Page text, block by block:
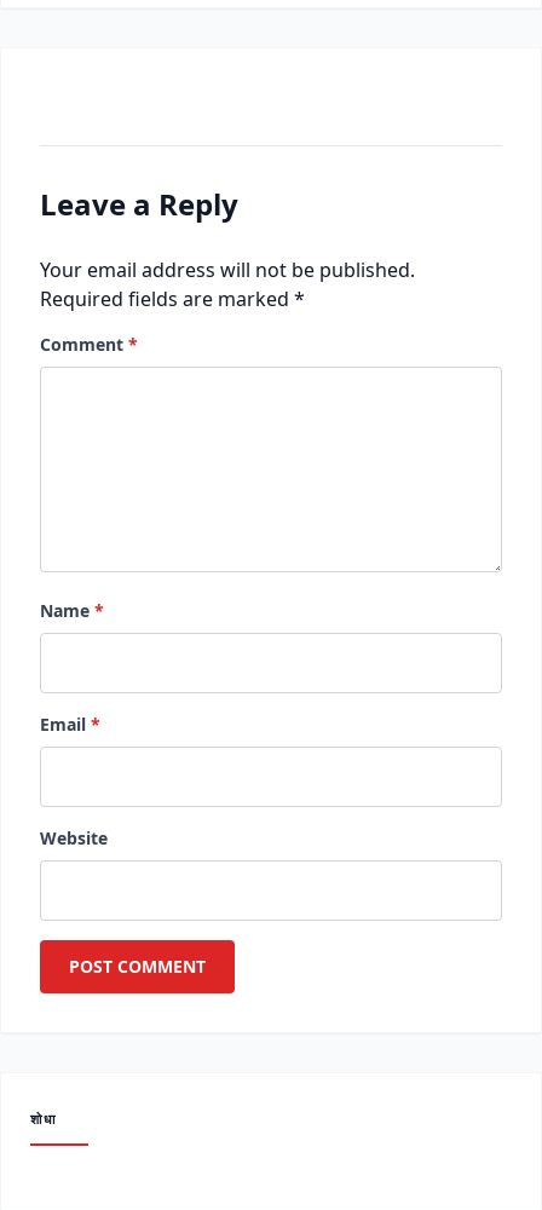
Leave a Reply
Your email address will not be published.
Required fields are marked *
Comment *
Name *
Email *
Website
शोधा